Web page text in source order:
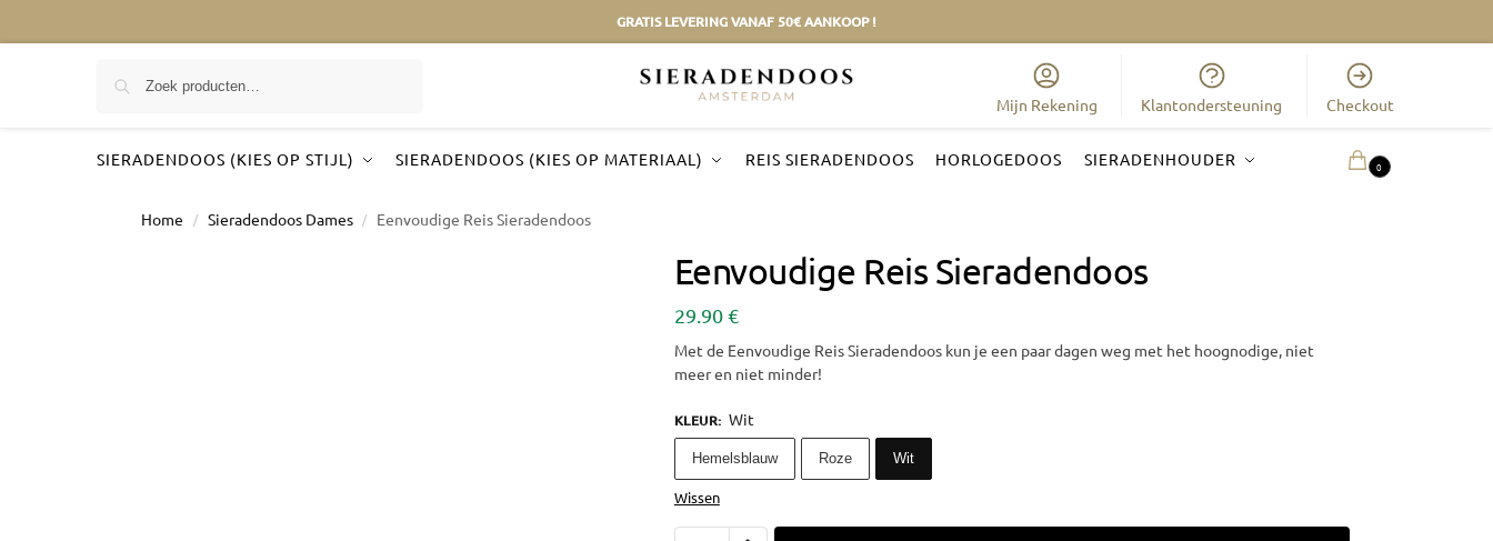
GRATIS LEVERING VANAF 50€ AANKOOP !
Mijn Rekening Klantondersteuning Checkout
SIERADENDOOS (KIES OP STIJL) SIERADENDOOS (KIES OP MATERIAAL) REIS SIERADENDOOS HORLOGEDOOS SIERADENHOUDER 0
Home / Sieradendoos Dames / Eenvoudige Reis Sieradendoos
Eenvoudige Reis Sieradendoos
29.90€
Met de Eenvoudige Reis Sieradendoos kun je een paar dagen weg met het hoognodige, niet
meer en niet minder!
KLEUR: Wit
Hemelsblauw Roze Wit
Wissen